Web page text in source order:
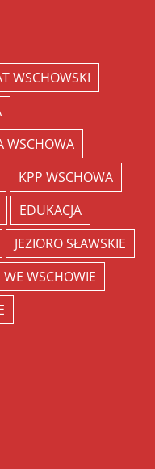
WSCHOWSKI
WSCHOWA
KPP WSCHOWA
EDUKACJA
JEZIORO SŁAWSKIE
WSCHOWIE